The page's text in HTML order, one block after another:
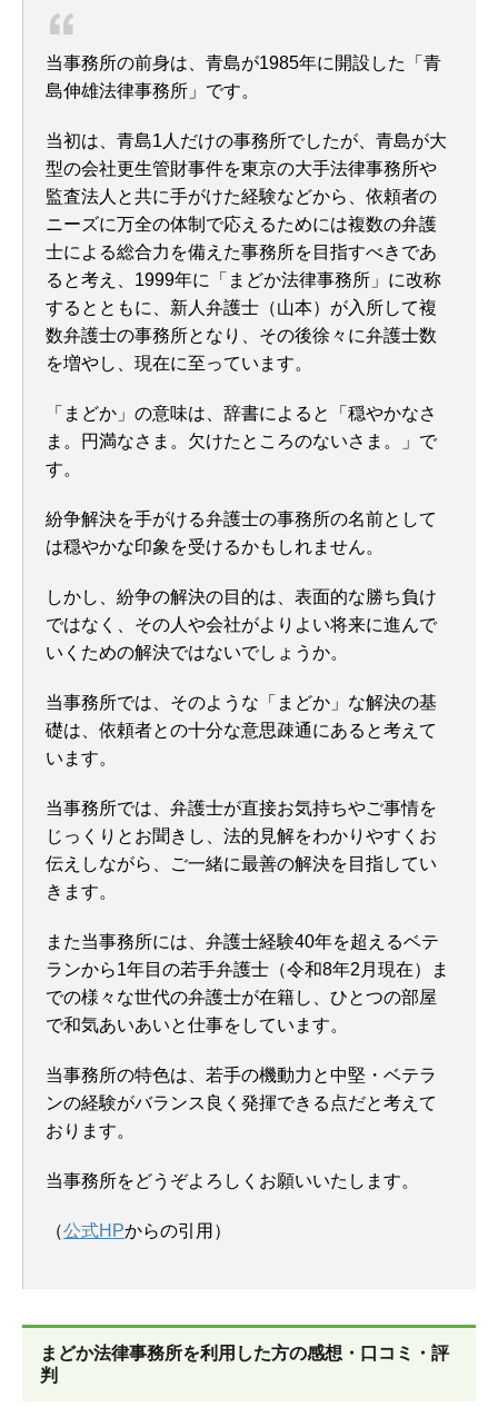
当事務所の前身は、青島が1985年に開設した「青
島伸雄法律事務所」です。
当初は、青島1人だけの事務所でしたが、青島が大
型の会社更生管財事件を東京の大手法律事務所や
監査法人と共に手がけた経験などから、 依頼者の
ニーズに万全の体制で応えるためには複数の弁護
士による総合力を備えた事務所を目指すべきであ
ると考え、1999年に「まどか法律事務所」に改称
するとともに、新人弁護士（山本）が入所して複
数弁護士の事務所となり、その後徐々に弁護士数
を増やし、現在に至っています。
「まどか」の意味は、辞書によると「穏やかなさ
ま。円満なさま。欠けたところのないさま。」で
す。
紛争解決を手がける弁護士の事務所の名前として
は穏やかな印象を受けるかもしれません。
しかし、紛争の解決の目的は、表面的な勝ち負け
ではなく、その人や会社がよりよい将来に進んで
いくための解決ではないでしょうか。
当事務所では、そのような「まどか」な解決の基
礎は、依頼者との十分な意思疎通にあると考えて
います。
当事務所では、弁護士が直接お気持ちやご事情を
じっくりとお聞きし、法的見解をわかりやすくお
伝えしながら、ご一緒に最善の解決を目指してい
きます。
また当事務所には、弁護士経験40年を超えるベテ
ランから1年目の若手弁護士（令和8年2月現在）ま
での様々な世代の弁護士が在籍し、ひとつの部屋
で和気あいあいと仕事をしています。
当事務所の特色は、若手の機動力と中堅・ベテラ
ンの経験がバランス良く発揮できる点だと考えて
おります。
当事務所をどうぞよろしくお願いいたします。
（公式HPからの引用）
まどか法律事務所を利用した方の感想・口コミ・評
判